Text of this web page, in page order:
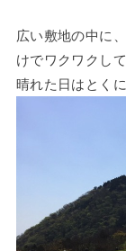
広い敷地の中に
けでワクワクし
晴れた日はとく